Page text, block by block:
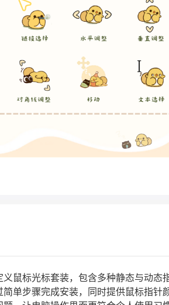
义鼠标光标套装，包含多种静态与动
简单步骤完成安装，同时提供鼠标指针